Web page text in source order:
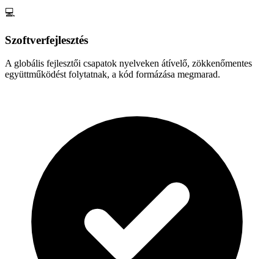
💻
Szoftverfejlesztés
A globális fejlesztői csapatok nyelveken átívelő, zökkenőmentes
együttműködést folytatnak, a kód formázása megmarad.